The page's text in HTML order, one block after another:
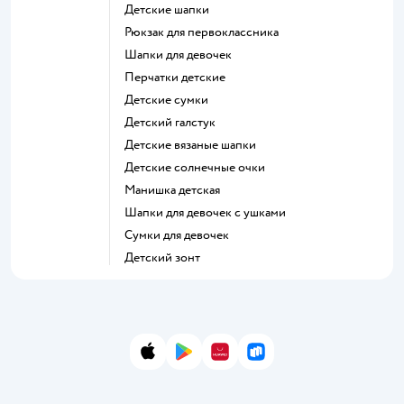
Детские шапки
Рюкзак для первоклассника
Шапки для девочек
Перчатки детские
Детские сумки
Детский галстук
Детские вязаные шапки
Детские солнечные очки
Манишка детская
Шапки для девочек с ушками
Сумки для девочек
Детский зонт
App StoreGoogle Play
AppGallery
RuStore